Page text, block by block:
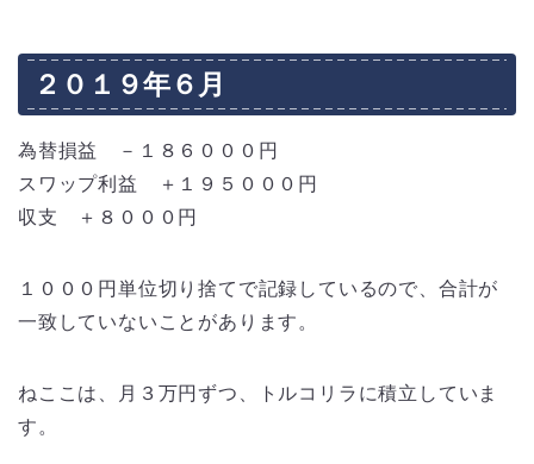
２０１９年６月
為替損益 －１８６０００円
スワップ利益 ＋１９５０００円
収支 ＋８０００円
１０００円単位切り捨てで記録しているので、合計が
一致していないことがあります。
ねここは、月３万円ずつ、トルコリラに積立していま
す。